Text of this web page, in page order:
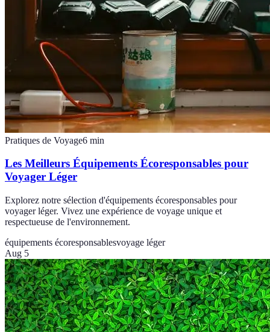
Pratiques de Voyage6 min
Les Meilleurs Équipements Écoresponsables pour
Voyager Léger
Explorez notre sélection d'équipements écoresponsables pour
voyager léger. Vivez une expérience de voyage unique et
respectueuse de l'environnement.
équipements écoresponsablesvoyage léger
Aug 5